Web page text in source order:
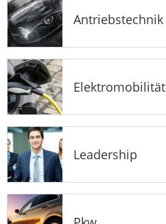
Antriebstechnik
Elektromobilität
Leadership